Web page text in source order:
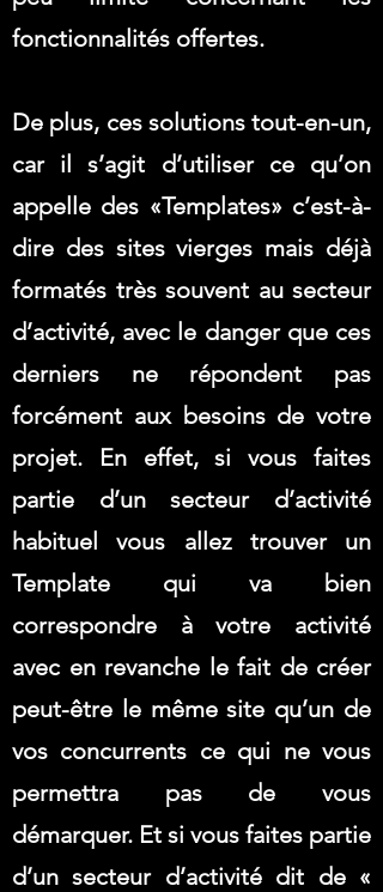
fonctionnalités offertes.
De plus, ces solutions tout-en-un,
car il s’agit d’utiliser ce qu’on
appelle des «Templates» c’est-à-
dire des sites vierges mais déjà
formatés très souvent au secteur
d’activité, avec le danger que ces
derniers ne répondent pas
forcément aux besoins de votre
projet. En effet, si vous faites
partie d’un secteur d’activité
habituel vous allez trouver un
Template qui va bien
correspondre à votre activité
avec en revanche le fait de créer
peut-être le même site qu’un de
vos concurrents ce qui ne vous
permettra pas de vous
démarquer. Et si vous faites partie
d’un secteur d’activité dit de «